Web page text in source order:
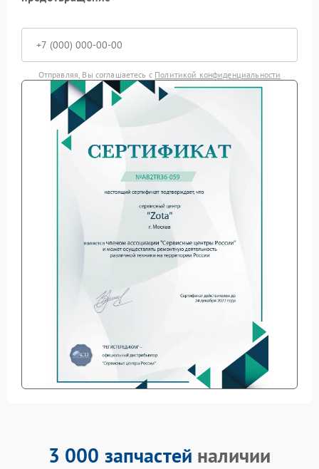
Отправляя, Вы соглашаетесь с Политикой конфиденциальности
3 000 запчастей наличии